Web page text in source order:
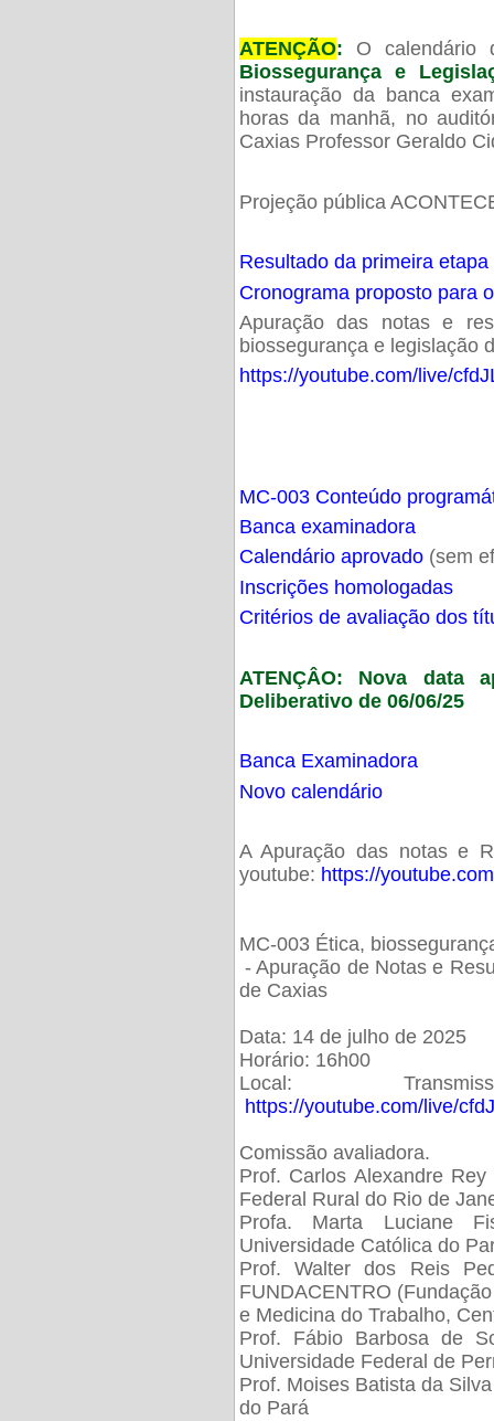
ATENÇÃO: O calendário
Biossegurança e
instauração da banca
horas da manhã, no
Caxias Professor Geraldo
Projeção pública
Resultado da primeira
Cronograma proposto para
Apuração das notas e
biossegurança e legislação
https://youtube.com/live/
MC-003 Conteúdo
Banca examinadora
Calendário aprovado(sem
Inscrições homologadas
Critérios de avaliação dos
ATENÇÂO: Nova data
Deliberativo de 06/06/25
Banca Examinadora
Novo calendário
A Apuração das notas e
youtube: https://
MC-003 Ética,
- Apuração de Notas e
de Caxias
Data: 14 de julho de 2025
Horário: 16h00
Local:
https://youtube.com/live/
Comissão avaliadora.
Prof. Carlos Alexandre
Federal Rural do Rio de
Profa. Marta Luciane
Universidade Católica do
Prof. Walter dos Reis
FUNDACENTRO
e Medicina do Trabalho,
Prof. Fábio Barbosa de
Universidade Federal de
Prof. Moises Batista da
do Pará